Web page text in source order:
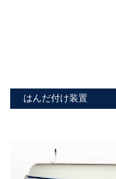
はんだ付け装置